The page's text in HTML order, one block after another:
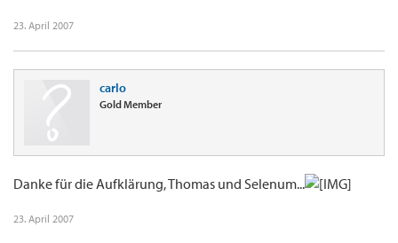
23. April 2007
carlo
Gold Member
Danke für die Aufklärung, Thomas und Selenum...
23. April 2007